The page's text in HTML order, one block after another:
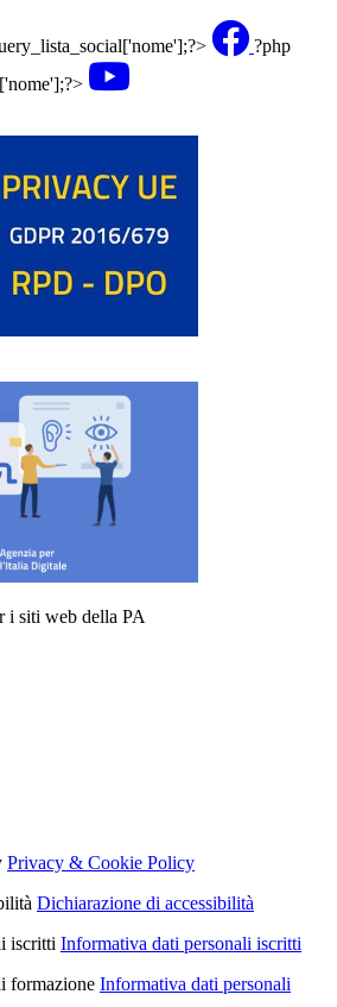
?php
i siti web della PA
Privacy & Cookie Policy
Dichiarazione di accessibilità
iscritti Informativa dati personali iscritti
formazione Informativa dati personali